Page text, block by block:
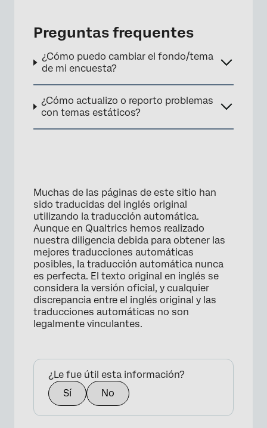
×
Preguntas frequentes
¿Cómo puedo cambiar el fondo/tema
de mi encuesta?
¿Cómo actualizo o reporto problemas
con temas estáticos?
Muchas de las páginas de este sitio han
sido traducidas del inglés original
utilizando la traducción automática.
Aunque en Qualtrics hemos realizado
nuestra diligencia debida para obtener las
mejores traducciones automáticas
posibles, la traducción automática nunca
es perfecta. El texto original en inglés se
considera la versión oficial, y cualquier
discrepancia entre el inglés original y las
traducciones automáticas no son
legalmente vinculantes.
¿Le fue útil esta información?
Sí
No